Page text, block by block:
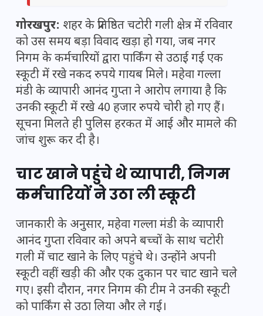
गोरखपुर: शहर के प्रतिष्ठित चटोरी गली क्षेत्र में रविवार
को उस समय बड़ा विवाद खड़ा हो गया, जब नगर
निगम के कर्मचारियों द्वारा पार्किंग से उठाई गई एक
स्कूटी में रखे नकद रुपये गायब मिले। महेवा गल्ला
मंडी के व्यापारी आनंद गुप्ता ने आरोप लगाया है कि
उनकी स्कूटी में रखे 40 हजार रुपये चोरी हो गए हैं।
सूचना मिलते ही पुलिस हरकत में आई और मामले की
जांच शुरू कर दी है।
चाट खाने पहुंचे थे व्यापारी, निगम
कर्मचारियों ने उठा ली स्कूटी
जानकारी के अनुसार, महेवा गल्ला मंडी के व्यापारी
आनंद गुप्ता रविवार को अपने बच्चों के साथ चटोरी
गली में चाट खाने के लिए पहुंचे थे। उन्होंने अपनी
स्कूटी वहीं खड़ी की और एक दुकान पर चाट खाने चले
गए। इसी दौरान, नगर निगम की टीम ने उनकी स्कूटी
को पार्किंग से उठा लिया और ले गई।